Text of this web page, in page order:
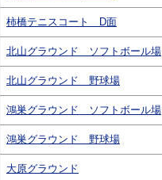
柿橋テニスコート D面
北山グラウンド ソフトボール場
北山グラウンド 野球場
鴻巣グラウンド ソフトボール場
鴻巣グラウンド 野球場
大原グラウンド